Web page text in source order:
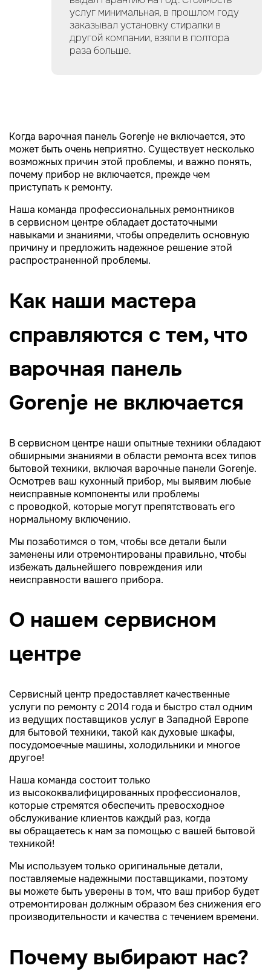
услуг минимальная, в прошлом году
заказывал установку стиралки в
другой компании, взяли в полтора
раза больше.
Когда варочная панель Gorenje не включается, это
может быть очень неприятно. Существует несколько
возможных причин этой проблемы, и важно понять,
почему прибор не включается, прежде чем
приступать к ремонту.
Наша команда профессиональных ремонтников
в сервисном центре обладает достаточными
навыками и знаниями, чтобы определить основную
причину и предложить надежное решение этой
распространенной проблемы.
Как наши мастера
справляются с тем, что
варочная панель
Gorenje не включается
В сервисном центре наши опытные техники обладают
обширными знаниями в области ремонта всех типов
бытовой техники, включая варочные панели Gorenje.
Осмотрев ваш кухонный прибор, мы выявим любые
неисправные компоненты или проблемы
с проводкой, которые могут препятствовать его
нормальному включению.
Мы позаботимся о том, чтобы все детали были
заменены или отремонтированы правильно, чтобы
избежать дальнейшего повреждения или
неисправности вашего прибора.
О нашем сервисном
центре
Сервисный центр предоставляет качественные
услуги по ремонту с 2014 года и быстро стал одним
из ведущих поставщиков услуг в Западной Европе
для бытовой техники, такой как духовые шкафы,
посудомоечные машины, холодильники и многое
другое!
Наша команда состоит только
из высококвалифицированных профессионалов,
которые стремятся обеспечить превосходное
обслуживание клиентов каждый раз, когда
вы обращаетесь к нам за помощью с вашей бытовой
техникой!
Мы используем только оригинальные детали,
поставляемые надежными поставщиками, поэтому
вы можете быть уверены в том, что ваш прибор будет
отремонтирован должным образом без снижения его
производительности и качества с течением времени.
Почему выбирают нас?